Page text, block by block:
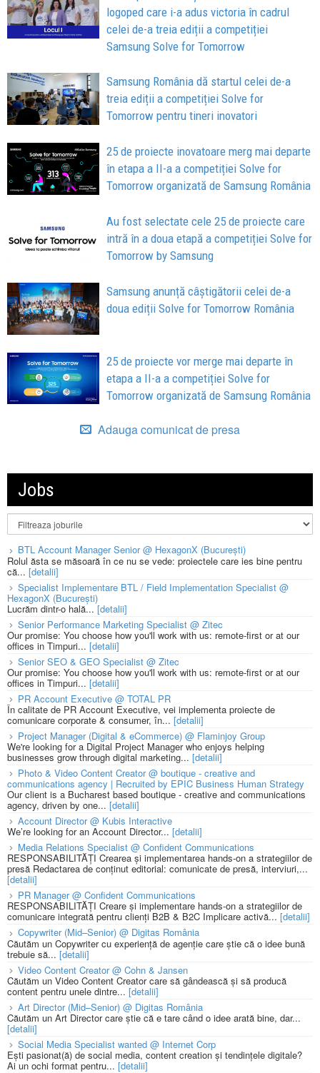
logoped care i-a adus victoria în cadrul
celei de-a treia ediții a competiției
Samsung Solve for Tomorrow
Samsung România dă startul celei de-a
treia ediții a competiției Solve for
Tomorrow pentru tineri inovatori
25 de proiecte inovatoare merg mai departe
în etapa a II-a a competiției Solve for
Tomorrow organizată de Samsung România
Au fost selectate cele 25 de proiecte care
intră în a doua etapă a competiției Solve for
Tomorrow by Samsung
Samsung anunță câștigătorii celei de-a
doua ediții Solve for Tomorrow România
25 de proiecte vor merge mai departe în
etapa a II-a a competiției Solve for
Tomorrow organizată de Samsung România
Adauga comunicat de presa
Jobs
BTL Account Manager Senior @ HexagonX (București)
Rolul ăsta se măsoară în ce nu se vede: proiectele care ies bine pentru
că... [detalii]
Specialist Implementare BTL / Field Implementation Specialist @
HexagonX (București)
Lucrăm dintr-o hală...[detalii]
Senior Performance Marketing Specialist @ Zitec
Our promise: You choose how you'll work with us: remote-first or at our
offices in Timpuri... [detalii]
Senior SEO & GEO Specialist @ Zitec
Our promise: You choose how you'll work with us: remote-first or at our
offices in Timpuri... [detalii]
PR Account Executive @ TOTAL PR
În calitate de PR Account Executive, vei implementa proiecte de
comunicare corporate & consumer, în... [detalii]
Project Manager (Digital & eCommerce) @ Flaminjoy Group
We're looking for a Digital Project Manager who enjoys helping
businesses grow through digital marketing... [detalii]
Photo & Video Content Creator @ boutique - creative and
communications agency | Recruited by EPIC Business Human Strategy
Our client is a Bucharest based boutique - creative and communications
agency, driven by one... [detalii]
Account Director @ Kubis Interactive
We’re looking for an Account Director... [detalii]
Media Relations Specialist @ Confident Communications
RESPONSABILITĂȚI Crearea și implementarea hands-on a strategiilor de
presă Redactarea de conținut editorial: comunicate de presă, interviuri,...
[detalii]
PR Manager @ Confident Communications
RESPONSABILITĂȚI Creare și implementare hands-on a strategiilor de
comunicare integrată pentru clienți B2B & B2C Implicare activă... [detalii]
Copywriter (Mid–Senior) @ Digitas România
Căutăm un Copywriter cu experiență de agenție care știe că o idee bună
trebuie să... [detalii]
Video Content Creator @ Cohn & Jansen
Căutăm un Video Content Creator care să gândească și să producă
content pentru unele dintre... [detalii]
Art Director (Mid–Senior) @ Digitas România
Căutăm un Art Director care știe că e tare când o idee arată bine, dar...
[detalii]
Social Media Specialist wanted @ Internet Corp
Ești pasionat(ă) de social media, content creation și tendințele digitale?
Ai un ochi format pentru... [detalii]